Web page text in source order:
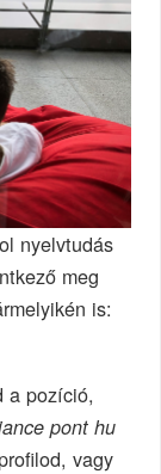
nyelvtudás
meg
is:
a pozíció,
pont hu
vagy